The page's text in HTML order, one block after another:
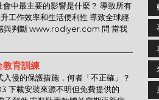
中最主要的影響是什麼？ 導致所有
工作效率和生活便利性 導致全球經
與判斷 www.rodiyer.com 問 當我
教育訓練
侵的保護措施，何者「不正確」？
下載安裝來源不明但免費提供的